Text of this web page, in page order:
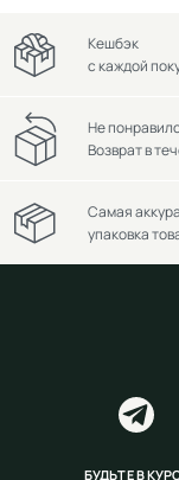
Кешбэк
с каждой
Не
Возврат в
Самая
упаковка
БУДЬТЕ В